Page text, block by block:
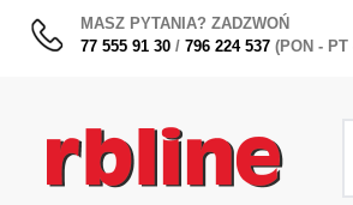
MASZ PYTANIA? ZADZWOŃ
77 555 91 30/ 796 224 537 (PON - PT